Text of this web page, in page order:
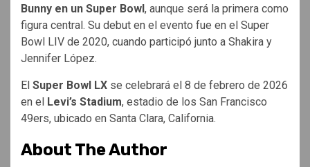
Bunny en un Super Bowl , aunque será la primera como
figura central. Su debut en el evento fue en el Super
Bowl LIV de 2020, cuando participó junto a Shakira y
Jennifer López.
El Super Bowl LX se celebrará el 8 de febrero de 2026
en el
Levi’s Stadium, estadio de los San Francisco
49ers, ubicado en Santa Clara, California.
About The Author